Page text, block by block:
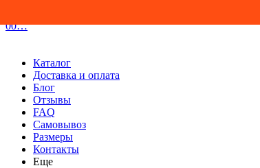
00…
Каталог
Доставка и оплата
Блог
Отзывы
FAQ
Самовывоз
Размеры
Контакты
Еще